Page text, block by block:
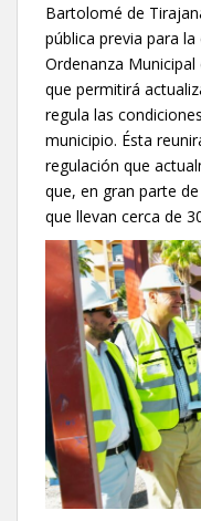
Bartolomé de
pública previa para
Ordenanza Municipal
que permitirá
regula las
municipio. Ésta
regulación que
que, en gran parte
que llevan cerca de